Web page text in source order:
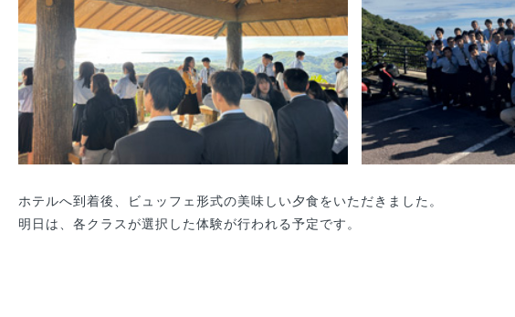
ホテルへ到着後、ビュッフェ形式の美味しい夕食をいただきました。
明日は、各クラスが選択した体験が行われる予定です。